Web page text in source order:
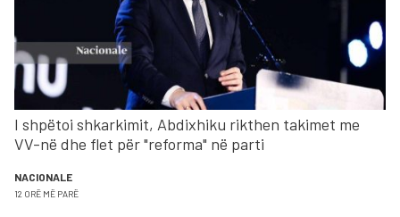
I shpëtoi shkarkimit, Abdixhiku rikthen takimet me
VV-në dhe flet për "reforma" në parti
NACIONALE
12 ORË MË PARË